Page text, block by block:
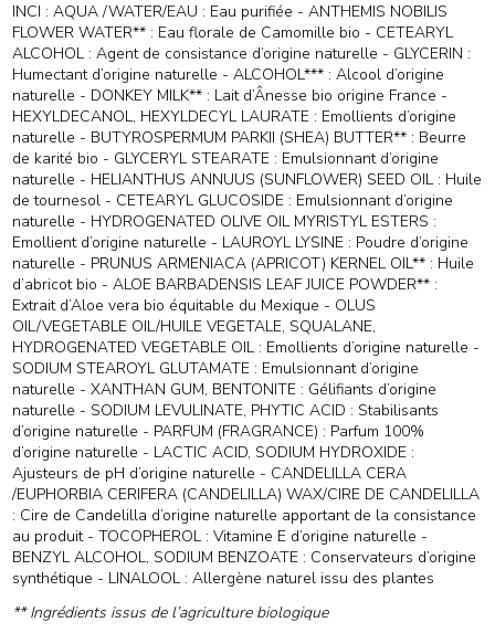
INCI : AQUA /WATER/EAU : Eau purifiée - ANTHEMIS NOBILIS
FLOWER WATER** : Eau florale de Camomille bio - CETEARYL
ALCOHOL : Agent de consistance d’origine naturelle - GLYCERIN :
Humectant d’origine naturelle - ALCOHOL*** : Alcool d’origine
naturelle - DONKEY MILK** : Lait d’Ânesse bio origine France -
HEXYLDECANOL, HEXYLDECYL LAURATE : Emollients d’origine
naturelle - BUTYROSPERMUM PARKII (SHEA) BUTTER** : Beurre
de karité bio - GLYCERYL STEARATE : Emulsionnant d’origine
naturelle - HELIANTHUS ANNUUS (SUNFLOWER) SEED OIL : Huile
de tournesol - CETEARYL GLUCOSIDE : Emulsionnant d’origine
naturelle - HYDROGENATED OLIVE OIL MYRISTYL ESTERS :
Emollient d’origine naturelle - LAUROYL LYSINE : Poudre d’origine
naturelle - PRUNUS ARMENIACA (APRICOT) KERNEL OIL** : Huile
d’abricot bio - ALOE BARBADENSIS LEAF JUICE POWDER** :
Extrait d’Aloe vera bio équitable du Mexique - OLUS
OIL/VEGETABLE OIL/HUILE VEGETALE, SQUALANE,
HYDROGENATED VEGETABLE OIL : Emollients d’origine naturelle -
SODIUM STEAROYL GLUTAMATE : Emulsionnant d’origine
naturelle - XANTHAN GUM, BENTONITE : Gélifiants d’origine
naturelle - SODIUM LEVULINATE, PHYTIC ACID : Stabilisants
d’origine naturelle - PARFUM (FRAGRANCE) : Parfum 100%
d’origine naturelle - LACTIC ACID, SODIUM HYDROXIDE :
Ajusteurs de pH d’origine naturelle - CANDELILLA CERA
/EUPHORBIA CERIFERA (CANDELILLA) WAX/CIRE DE CANDELILLA
: Cire de Candelilla d’origine naturelle apportant de la consistance
au produit - TOCOPHEROL : Vitamine E d’origine naturelle -
BENZYL ALCOHOL, SODIUM BENZOATE : Conservateurs d’origine
synthétique - LINALOOL : Allergène naturel issu des plantes
** Ingrédients issus de l’agriculture biologique